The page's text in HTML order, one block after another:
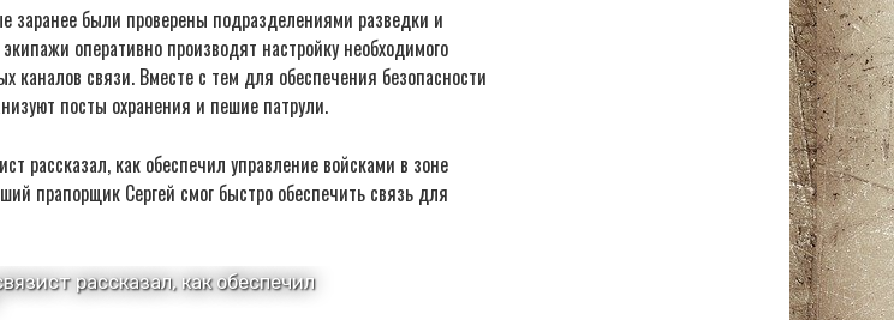
заранее были проверены подразделениями разведки и
оперативно производят настройку необходимого
каналов связи. Вместе с тем для обеспечения безопасности
посты охранения и пешие патрули.
рассказал, как обеспечил управление войсками в зоне
прапорщик Сергей смог быстро обеспечить связь для